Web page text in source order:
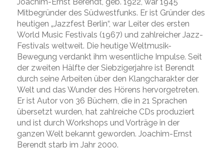
Mitbegründer des Südwestfunks. Er ist Gründer des
heutigen „Jazzfest Berlin“, war Leiter des ersten
World Music Festivals (1967) und zahlreicher Jazz-
Festivals weltweit. Die heutige Weltmusik-
Bewegung verdankt ihm wesentliche Impulse. Seit
der zweiten Hälfte der Siebzigerjahre ist Berendt
durch seine Arbeiten über den Klangcharakter der
Welt und das Wunder des Hörens hervorgetreten.
Er ist Autor von 36 Büchern, die in 21 Sprachen
übersetzt wurden, hat zahlreiche CDs produziert
und ist durch Workshops und Vorträge in der
ganzen Welt bekannt geworden. Joachim-Ernst
Berendt starb im Jahr 2000.